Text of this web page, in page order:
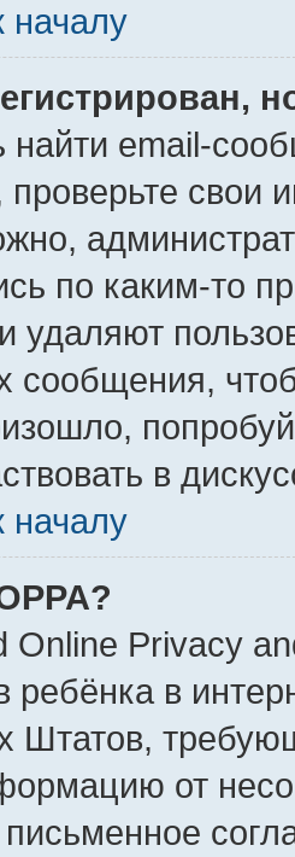
началу
найти email-
проверьте свои
по каким-то
удаляют
сообщения,
в
началу
Online Privacy
ребёнка в
Штатов,
от
письменное